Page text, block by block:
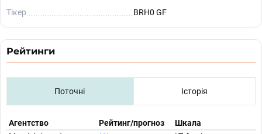
Тікер
BRH0 GF
Рейтинги
Поточні Історія
Агентство Рейтинг/прогноз
Шкала